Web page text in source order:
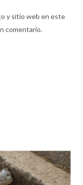
y sitio web en este
comentario.